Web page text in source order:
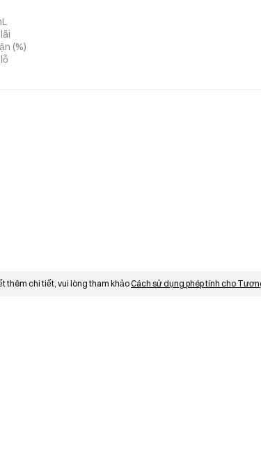
(%)
thêm chi tiết, vui lòng tham khảo Cách sử dụng phép tính cho